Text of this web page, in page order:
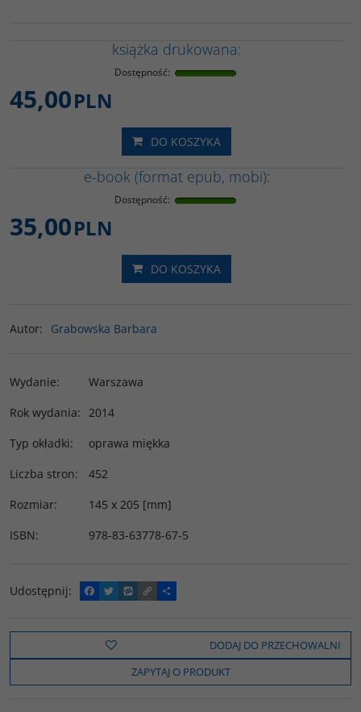
książka drukowana:
Dostępność:
45,00PLN
DO KOSZYKA
e-book (format epub, mobi):
Dostępność:
35,00PLN
DO KOSZYKA
Autor: Grabowska Barbara
Wydanie:
Warszawa
Rok wydania: 2014
Typ okładki:
oprawa miękka
Liczba stron:
452
Rozmiar:
145 x 205 [mm]
ISBN: 978-83-63778-67-5
Udostępnij:
F
a
e
o
k
T
w
t
t
e
W
y
o
C
o
y
i
n
k
P
o
z
e
l
s
DODAJ DO PRZECHOWALNI
ZAPYTAJ O PRODUKT